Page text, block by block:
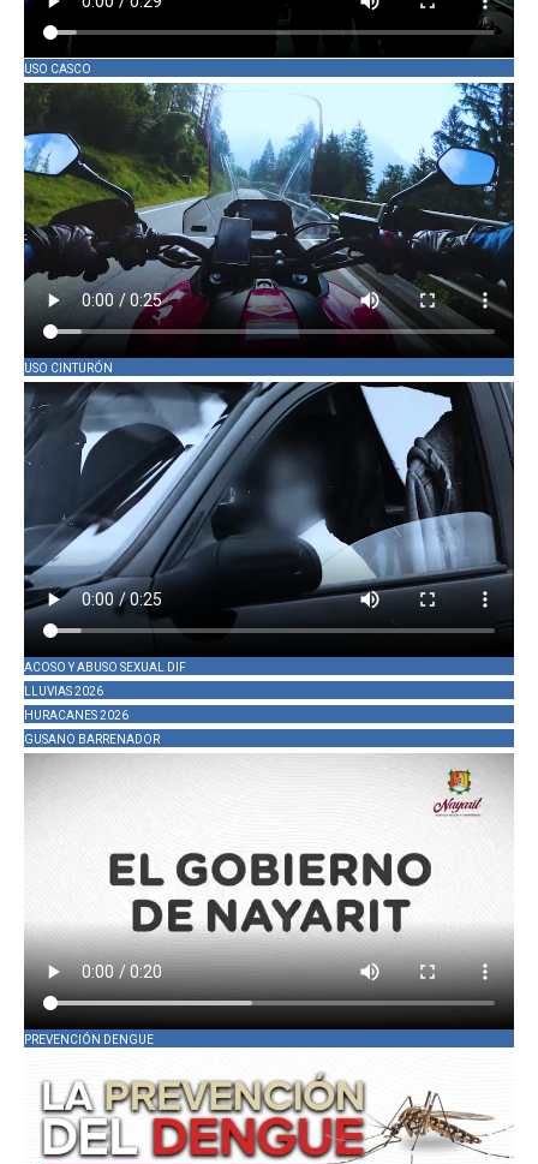
USO CASCO
USO CINTURÓN
ACOSO Y ABUSO SEXUAL DIF
LLUVIAS 2026
HURACANES 2026
GUSANO BARRENADOR
PREVENCIÓN DENGUE